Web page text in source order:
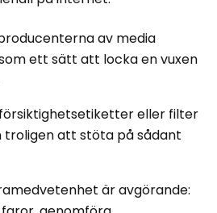
av media
ett sätt att locka en vuxen
eller filter
troligen att stöta på sådant
är avgörande: